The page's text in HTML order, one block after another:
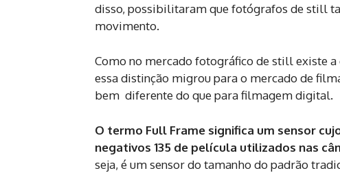
disso, possibilitaram que fotógrafos de still
movimento.
Como no mercado fotográfico de still existe
essa distinção migrou para o mercado de
bem diferente do que para filmagem digital.
O termo Full Frame significa um sensor
negativos 135 de película utilizados nas
seja, é um sensor do tamanho do padrão